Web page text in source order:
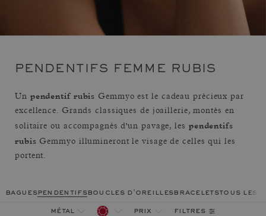
PENDENTIFS FEMME RUBIS
Un pendentif rubis Gemmyo est le cadeau précieux par
excellence. Grands classiques de joaillerie, montés en
solitaire ou accompagnés d'un pavage, les pendentifs
rubis Gemmyo illumineront le visage de celles qui les
portent.
baguespendentifsboucles d'oreillesbraceletstous les
métal prix filtres